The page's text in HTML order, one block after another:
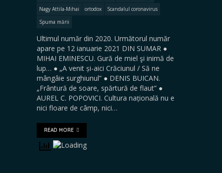
Nagy Attila-Mihai
ortodox
Scandalul coronavirus
Spuma mării
Ultimul număr din 2020. Următorul număr
apare pe 12 ianuarie 2021 DIN SUMAR ●
MIHAI EMINESCU. Gură de miel şi inimă de
lup… ● „A venit și-aici Crăciunul / Să ne
mângâie surghiunul” ● DENIS BUICAN.
„Frântură de soare, spărtură de flaut” ●
AUREL C. POPOVICI. Cultura națională nu e
nici floare de câmp, nici…
READ MORE